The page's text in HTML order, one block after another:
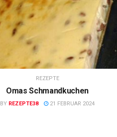
REZEPTE
Omas Schmandkuchen
BY REZEPTE38 21 FEBRUAR 2024